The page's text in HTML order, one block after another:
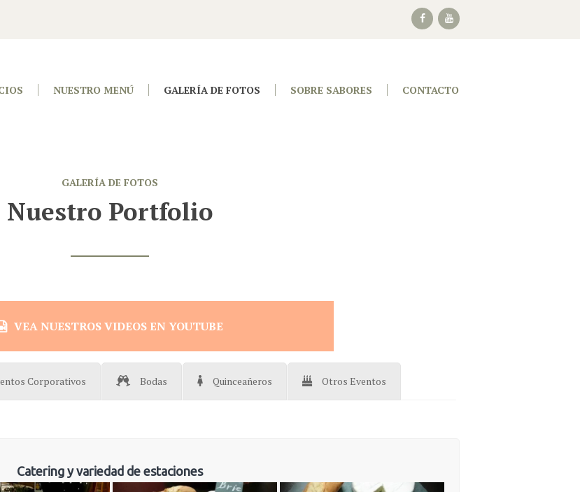
NUESTRO MENÚ GALERÍA DE FOTOS SOBRE SABORES CONTACTO
GALERÍA DE FOTOS
Nuestro Portfolio
VEA NUESTROS VIDEOS EN YOUTUBE
Corporativos Bodas Quinceañeros Otros Eventos
Catering y variedad de estaciones